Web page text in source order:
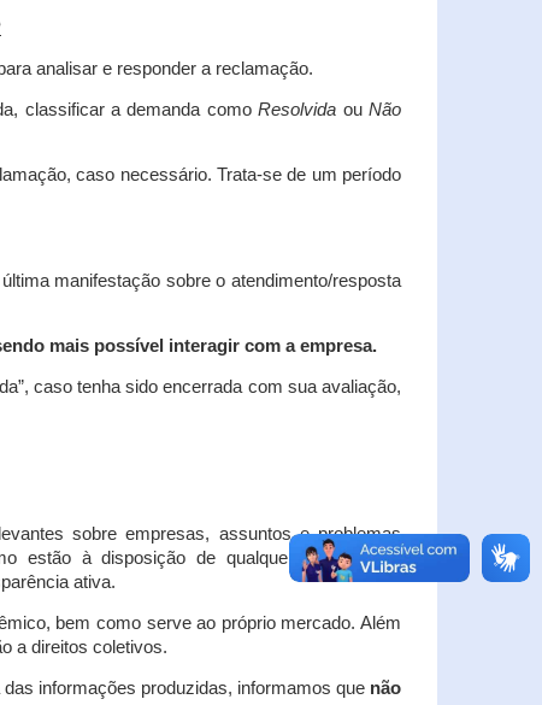
analisar e responder a reclamação.
classificar a demanda comoResolvida ouNão
caso necessário. Trata-se de um período
manifestação sobre o atendimento/resposta
mais possível interagir com a empresa.
caso tenha sido encerrada com sua avaliação,
sobre empresas, assuntos e problemas
estão à disposição de qualquer interessado,
ativa.
bem como serve ao próprio mercado. Além
a direitos coletivos.
informações produzidas, informamos que não